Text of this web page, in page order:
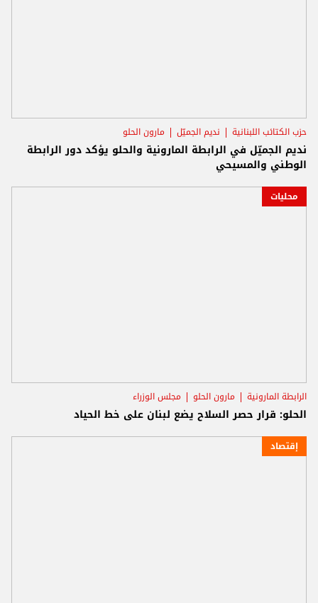
حزب الكتائب اللبنانية نديم الجميّل مارون الحلو
نديم الجميّل في الرابطة المارونية والحلو يؤكد دور الرابطة
الوطني والمسيحي
محليات
الرابطة المارونية مارون الحلو مجلس الوزراء
الحلو: قرار حصر السلاح يضع لبنان على خط الحياد
إقتصاد